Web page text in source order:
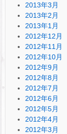
2013年3月
2013年2月
2013年1月
2012年12月
2012年11月
2012年10月
2012年9月
2012年8月
2012年7月
2012年6月
2012年5月
2012年4月
2012年3月